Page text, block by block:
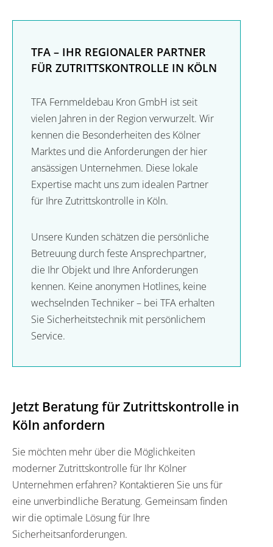
TFA – IHR REGIONALER PARTNER
FÜR ZUTRITTSKONTROLLE IN KÖLN
TFA Fernmeldebau Kron GmbH ist seit
vielen Jahren in der Region verwurzelt. Wir
kennen die Besonderheiten des Kölner
Marktes und die Anforderungen der hier
ansässigen Unternehmen. Diese lokale
Expertise macht uns zum idealen Partner
für Ihre Zutrittskontrolle in Köln.
Unsere Kunden schätzen die persönliche
Betreuung durch feste Ansprechpartner,
die Ihr Objekt und Ihre Anforderungen
kennen. Keine anonymen Hotlines, keine
wechselnden Techniker – bei TFA erhalten
Sie Sicherheitstechnik mit persönlichem
Service.
Jetzt Beratung für Zutrittskontrolle in
Köln anfordern
Sie möchten mehr über die Möglichkeiten
moderner Zutrittskontrolle für Ihr Kölner
Unternehmen erfahren? Kontaktieren Sie uns für
eine unverbindliche Beratung. Gemeinsam finden
wir die optimale Lösung für Ihre
Sicherheitsanforderungen.